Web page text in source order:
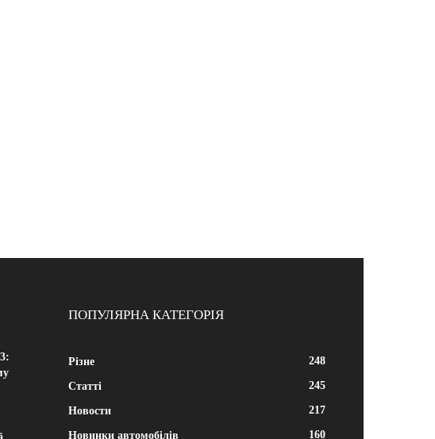
ПОПУЛЯРНА КАТЕГОРІЯ
Різне 248
Статті 245
Новости 217
Новинки автомобілів 160